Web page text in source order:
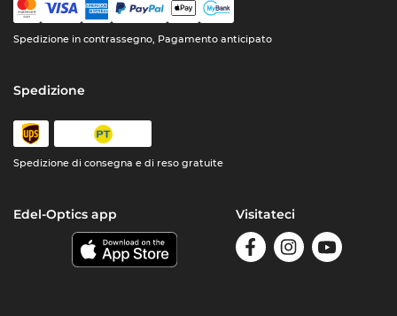
Spedizione in contrassegno, Pagamento anticipato
Spedizione
Spedizione di consegna e di reso gratuite
Edel-Optics app Visitateci